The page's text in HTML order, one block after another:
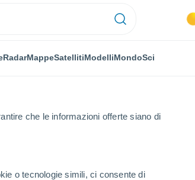
che le informazioni offerte siano di
o tecnologie simili, ci consente di
RadarMappeSatellitiModelliMondoSci